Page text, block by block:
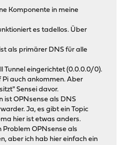
Komponente in meine
es tadellos. Über
als primärer DNS für alle
Tunnel eingerichtet (0.0.0.0/0).
auch ankommen. Aber
Sensei davor.
ist OPNsense als DNS
Ja, es gibt ein Topic
hier ist etwas anders.
Problem OPNsense als
aber ich hab hier einfach ein